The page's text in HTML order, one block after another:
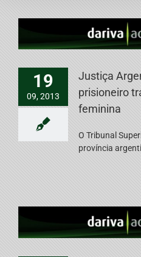
19
09, 2013
Justiça
prisioneiro
feminina
O Tribunal
província